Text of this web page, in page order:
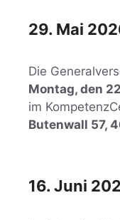
29. Mai
Die
Montag, den
im
Butenwall 57,
16. Juni